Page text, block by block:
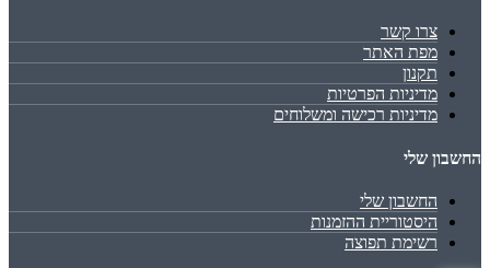
צרו קשר
מפת האתר
תקנון
מדיניות הפרטיות
מדיניות רכישה ומשלוחים
החשבון שלי
החשבון שלי
היסטוריית ההזמנות
רשימת תפוצה